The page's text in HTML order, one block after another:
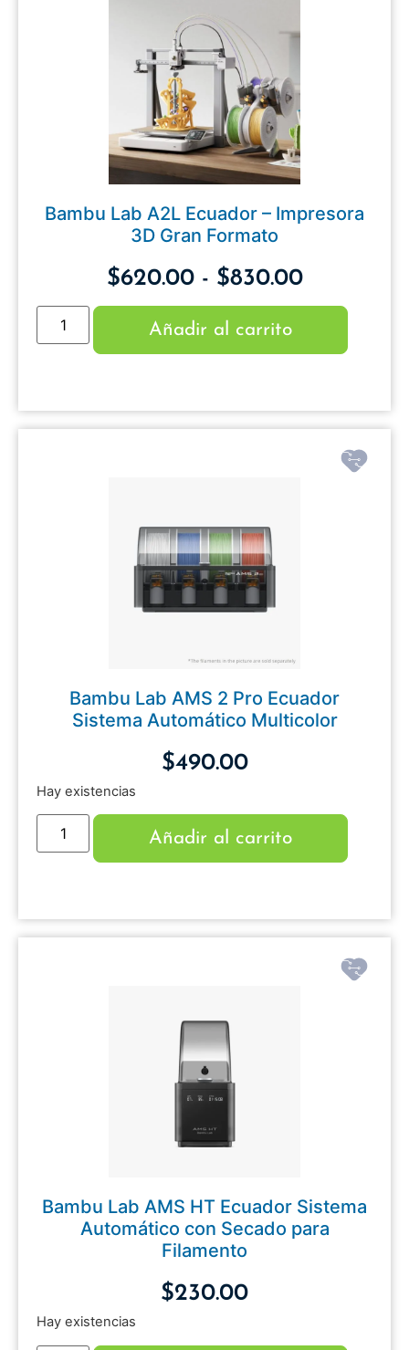
Bambu Lab A2L Ecuador – Impresora
3D Gran Formato
$620.00 - $830.00
Añadir al carrito
Bambu Lab AMS 2 Pro Ecuador
Sistema Automático Multicolor
$490.00
Hay existencias
Añadir al carrito
Bambu Lab AMS HT Ecuador Sistema
Automático con Secado para
Filamento
$230.00
Hay existencias